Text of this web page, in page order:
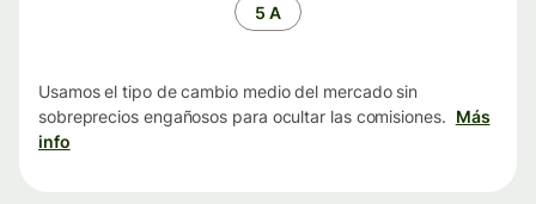
5 A
Usamos el tipo de cambio medio del mercado sin
sobreprecios engañosos para ocultar las comisiones. Más
info